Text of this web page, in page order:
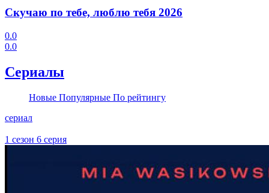
Скучаю по тебе, люблю тебя 2026
0.0
0.0
Сериалы
Новые Популярные По рейтингу
сериал
1 сезон 6 серия